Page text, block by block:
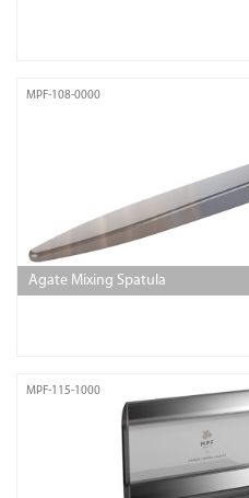
MPF-108-0000
Agate Mixing Spatula
MPF-115-1000